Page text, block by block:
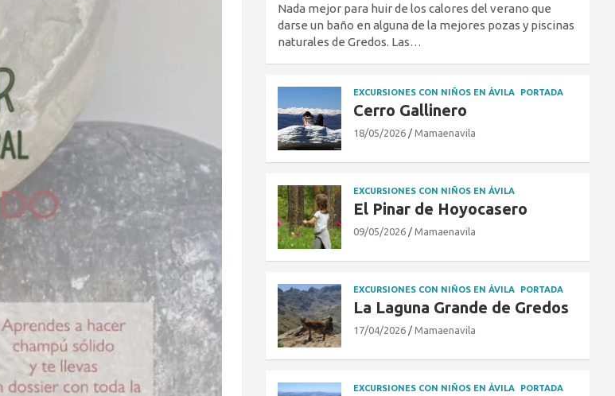
Nada mejor para huir de los calores del verano que
darse un baño en alguna de la mejores pozas y piscinas
naturales de Gredos. Las…
EXCURSIONES CON NIÑOS EN ÁVILA PORTADA
Cerro Gallinero
18/05/2026 Mamaenavila
EXCURSIONES CON NIÑOS EN ÁVILA
El Pinar de Hoyocasero
09/05/2026 Mamaenavila
EXCURSIONES CON NIÑOS EN ÁVILA PORTADA
La Laguna Grande de Gredos
17/04/2026 Mamaenavila
EXCURSIONES CON NIÑOS EN ÁVILA PORTADA